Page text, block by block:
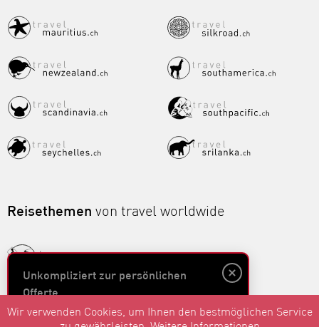
Reisethemen von travel worldwide
Wir verwenden Cookies, um Ihnen den bestmöglichen Service
Unkompliziert zur persönlichen
Offerte